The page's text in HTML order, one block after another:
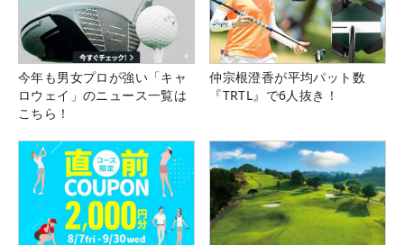
今年も男女プロが強い「キャ
ロウェイ」のニュース一覧は
こちら！
仲宗根澄香が平均パット数
『TRTL』で6人抜き！